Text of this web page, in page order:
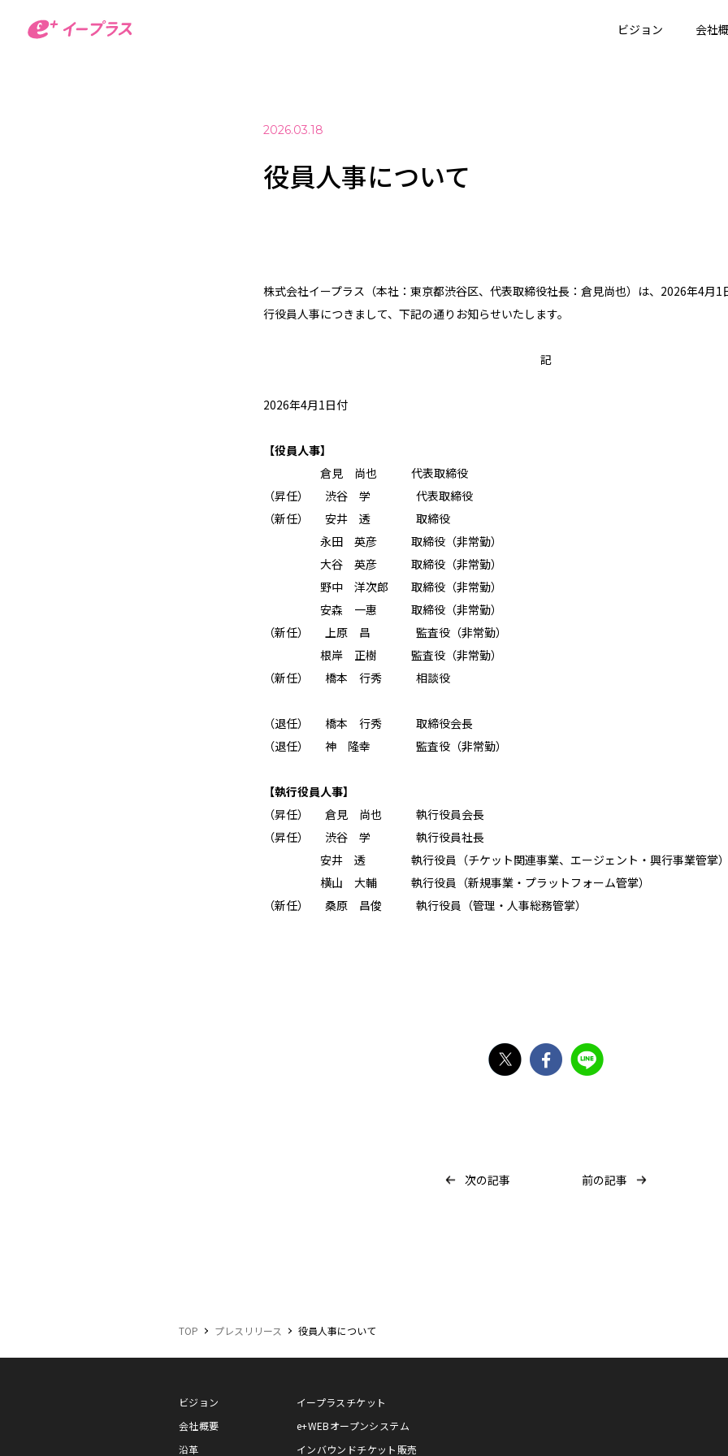
ビジョン 会社
2026.03.18
役員人事について
株式会社イープラス（本社：東京都渋谷区、代表取締役社長：倉見尚也）は、2026年4月1
行役員人事につきまして、下記の通りお知らせいたします。
記
2026年4月1日付
【役員人事】
倉見 尚也 代表取締役
（昇任） 渋谷 学 代表取締役
（新任） 安井 透 取締役
永田 英彦 取締役（非常勤）
大谷 英彦 取締役（非常勤）
野中 洋次郎 取締役（非常勤）
安森 一惠 取締役（非常勤）
（新任） 上原 昌 監査役（非常勤）
根岸 正樹 監査役（非常勤）
（新任） 橋本 行秀 相談役
（退任） 橋本 行秀 取締役会長
（退任） 神 隆幸 監査役（非常勤）
【執行役員人事】
（昇任） 倉見 尚也 執行役員会長
（昇任） 渋谷 学 執行役員社長
安井 透 執行役員（チケット関連事業、エージェント・興行事業管掌
横山 大輔 執行役員（新規事業・プラットフォーム管掌）
（新任） 桑原 昌俊 執行役員（管理・人事総務管掌）
X Facebook
次の記事 前の記事
TOP プレスリリース 役員人事について
ビジョン
会社概要
沿革
イープラスチケット
e+WEBオープンシステム
インバウンドチケット販売